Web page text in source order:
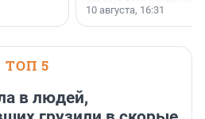
10 августа, 16:31
ТОП 5
в людей,